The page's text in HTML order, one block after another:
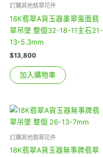
訂購其他翡翠花件
18K翡翠A貨玉器墨翠蛋面翡
翠吊墜 整個32-18-11主石21-
13-5.3mm
$13,800
加入購物車
訂購其他翡翠花件
18K翡翠A貨玉器無事牌翡翠